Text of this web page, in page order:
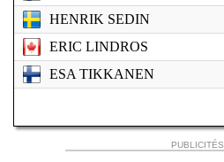
HENRIK SEDIN
ERIC LINDROS
ESA TIKKANEN
PUBLICITÉS